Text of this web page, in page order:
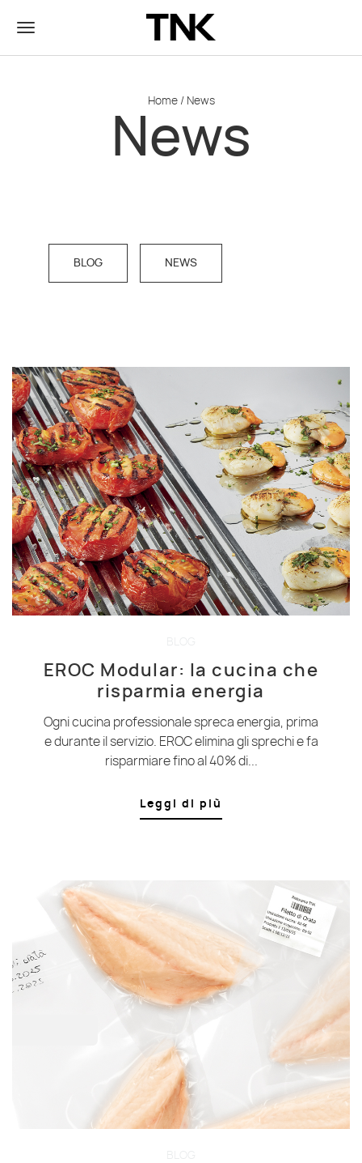
Home/ News
News
BLOG NEWS
EROC Modular: la cucina che
risparmia energia
Ogni cucina professionale spreca energia, prima
e durante il servizio. EROC elimina gli sprechi e fa
risparmiare fino al 40% di...
Leggi di più